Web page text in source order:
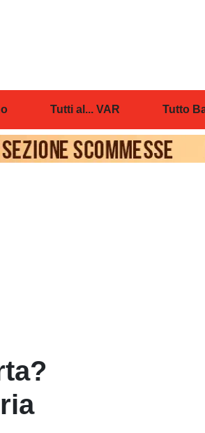
Tutti al... VAR Tutto